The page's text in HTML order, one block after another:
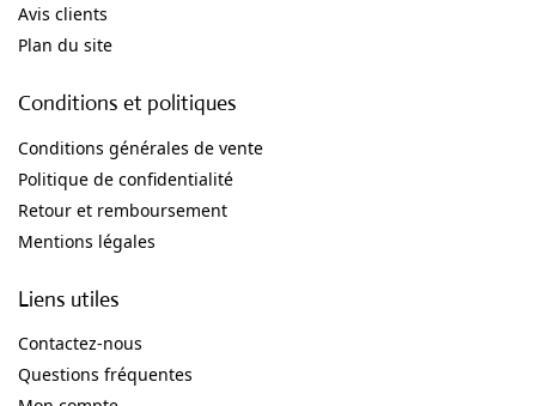
Avis clients
Plan du site
Conditions et politiques
Conditions générales de vente
Politique de confidentialité
Retour et remboursement
Mentions légales
Liens utiles
Contactez-nous
Questions fréquentes